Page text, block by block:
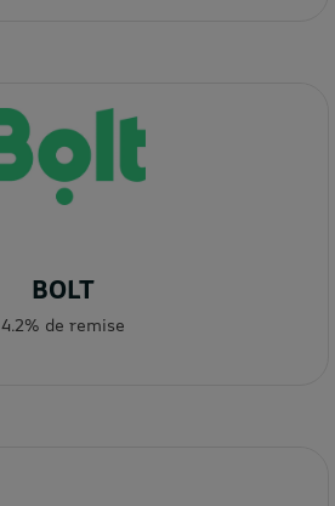
BOLT
4.2% de remise